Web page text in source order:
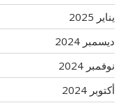
يناير 2025
ديسمبر 2024
نوفمبر 2024
أكتوبر 2024